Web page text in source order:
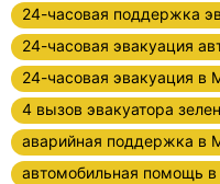
24-часовая поддержка
24-часовая эвакуация
24-часовая эвакуация в
4 вызов эвакуатора
аварийная поддержка в
автомобильная помощь